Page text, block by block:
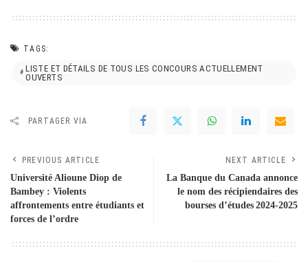
TAGS:
LISTE ET DÉTAILS DE TOUS LES CONCOURS ACTUELLEMENT
OUVERTS
PARTAGER VIA
PREVIOUS ARTICLE
Université Alioune Diop de
Bambey : Violents
affrontements entre étudiants et
forces de l’ordre
NEXT ARTICLE
La Banque du Canada annonce
le nom des récipiendaires des
bourses d’études 2024-2025